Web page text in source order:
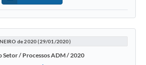
de 2020 (29/01/2020)
Setor / Processos ADM / 2020